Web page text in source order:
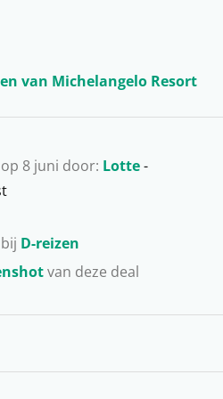
8 juni door: Lotte-
D-reizen
van deze deal
gaat een onvergetelijke
eiland. Verblijf in
niet meer terug naar huis
van Michelangelo Resort